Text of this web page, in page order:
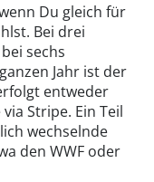
Du gleich für
Bei drei
sechs
Jahr ist der
entweder
Stripe. Ein Teil
wechselnde
den WWF oder